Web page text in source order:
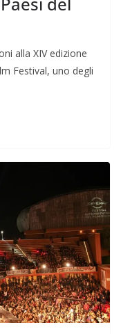
alla XIV edizione
Festival, uno degli